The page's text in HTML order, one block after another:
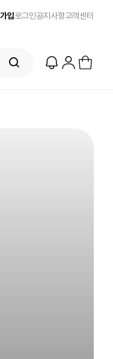
입로그인공지사항고객센터